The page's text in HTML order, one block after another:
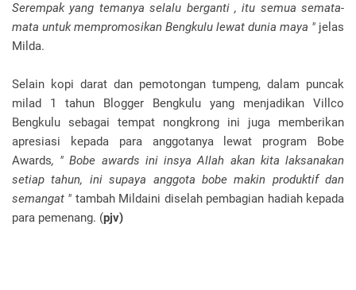
Serempak yang temanya selalu berganti , itu semua semata-
mata untuk mempromosikan Bengkulu lewat dunia maya " jelas
Milda.
Selain kopi darat dan pemotongan tumpeng, dalam puncak
milad 1 tahun Blogger Bengkulu yang menjadikan Villco
Bengkulu sebagai tempat nongkrong ini juga memberikan
apresiasi kepada para anggotanya lewat program Bobe
Awards, " Bobe awards ini insya Allah akan kita laksanakan
setiap tahun, ini supaya anggota bobe makin produktif dan
semangat " tambah Mildaini diselah pembagian hadiah kepada
para pemenang. (pjv)